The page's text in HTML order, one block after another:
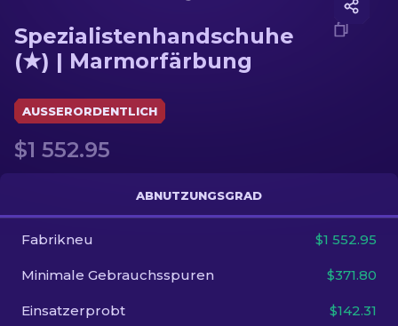
Scharfschützengewehr
Handschuh
Andere
DE
Spezialistenhandschuhe
(★) | Marmorfärbung
AUSSERORDENTLICH
$1 552.95
ABNUTZUNGSGRAD
Fabrikneu $1 552.95
Minimale Gebrauchsspuren $371.80
Einsatzerprobt $142.31